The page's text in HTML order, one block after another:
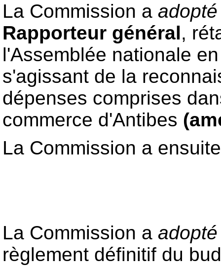
La Commission a adopté
Rapporteur général,
l'Assemblée nationale
s'agissant de la
dépenses comprises
commerce d'Antibes
La Commission a
La Commission a
règlement définitif du